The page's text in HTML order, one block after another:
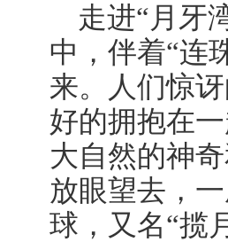
走进“月牙
中，伴着“连
来。人们惊
好的拥抱在
大自然的神
放眼望去，
球，又名“揽